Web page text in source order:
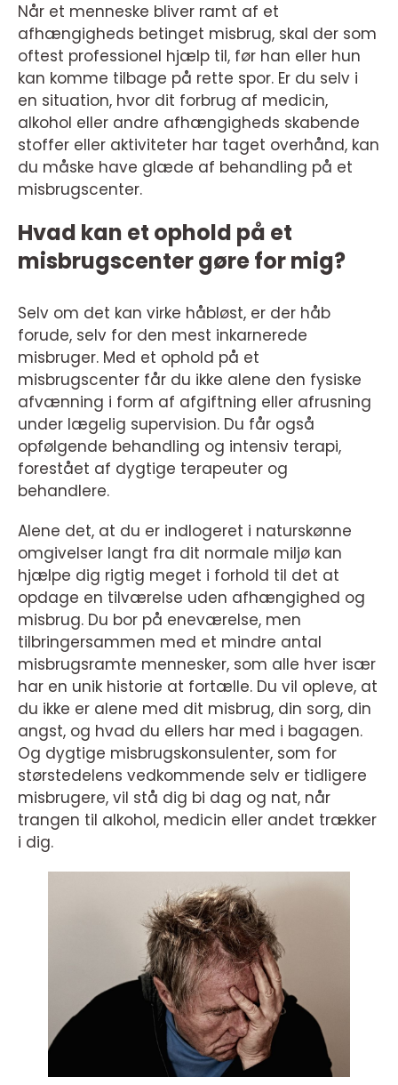
Når et menneske bliver ramt af et
afhængigheds betinget misbrug, skal der som
oftest professionel hjælp til, før han eller hun
kan komme tilbage på rette spor. Er du selv i
en situation, hvor dit forbrug af medicin,
alkohol eller andre afhængigheds skabende
stoffer eller aktiviteter har taget overhånd, kan
du måske have glæde af behandling på et
misbrugscenter.
Hvad kan et ophold på et
misbrugscenter gøre for mig?
Selv om det kan virke håbløst, er der håb
forude, selv for den mest inkarnerede
misbruger. Med et ophold på et
misbrugscenter får du ikke alene den fysiske
afvænning i form af afgiftning eller afrusning
under lægelig supervision. Du får også
opfølgende behandling og intensiv terapi,
forestået af dygtige terapeuter og
behandlere.
Alene det, at du er indlogeret i naturskønne
omgivelser langt fra dit normale miljø kan
hjælpe dig rigtig meget i forhold til det at
opdage en tilværelse uden afhængighed og
misbrug. Du bor på eneværelse, men
tilbringersammen med et mindre antal
misbrugsramte mennesker, som alle hver især
har en unik historie at fortælle. Du vil opleve, at
du ikke er alene med dit misbrug, din sorg, din
angst, og hvad du ellers har med i bagagen.
Og dygtige misbrugskonsulenter, som for
størstedelens vedkommende selv er tidligere
misbrugere, vil stå dig bi dag og nat, når
trangen til alkohol, medicin eller andet trækker
i dig.